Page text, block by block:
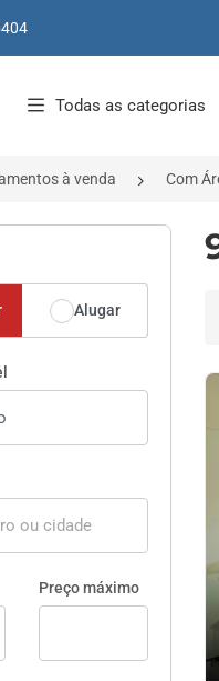
Todas as categorias
à venda Com
Alugar
Preço máximo